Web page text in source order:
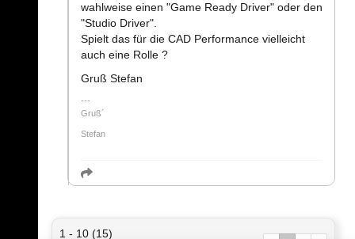
wahlweise einen "Game Ready Driver" oder den
"Studio Driver".
Spielt das für die CAD Performance vielleicht
auch eine Rolle ?
Gruß Stefan
Gruß´
Stefan
1 - 10 (15)